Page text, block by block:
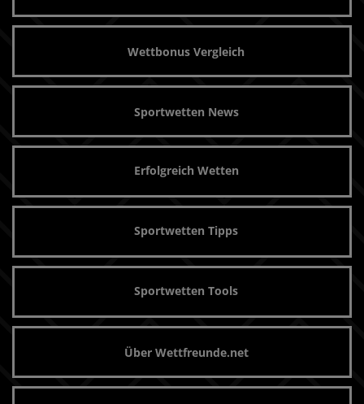
Wettbonus Vergleich
Sportwetten News
Erfolgreich Wetten
Sportwetten Tipps
Sportwetten Tools
Über Wettfreunde.net